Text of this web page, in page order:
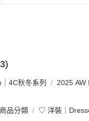
4C秋冬系列
2025 AW
品分類 ♡ 洋裝｜